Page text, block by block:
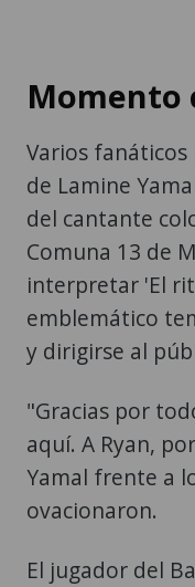
Momento
Varios
de Lamine
del cantante
Comuna 13 de
interpretar 'El
emblemático
y dirigirse al
"Gracias por
aquí. A Ryan,
Yamal frente a
ovacionaron.
El jugador del